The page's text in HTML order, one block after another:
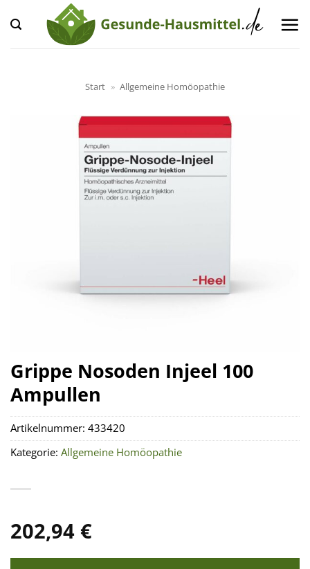
Inhalt
springen
Start » Allgemeine Homöopathie
Grippe Nosoden Injeel 100
Ampullen
202,94 €
Artikelnummer: 433420
Kategorie: Allgemeine Homöopathie